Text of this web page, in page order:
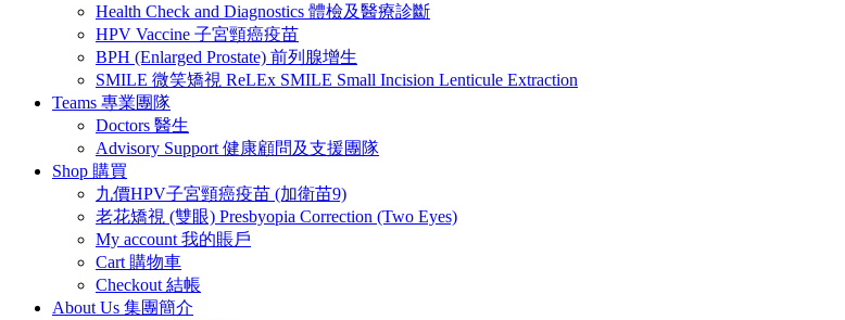
Health Check and Diagnostics 體檢及醫療診斷
HPV Vaccine 子宮頸癌疫苗
BPH (Enlarged Prostate) 前列腺增生
SMILE 微笑矯視 ReLEx SMILE Small Incision Lenticule Extraction
Teams 專業團隊
Doctors 醫生
Advisory Support 健康顧問及支援團隊
Shop 購買
九價HPV子宮頸癌疫苗 (加衛苗9)
老花矯視 (雙眼) Presbyopia Correction (Two Eyes)
My account 我的賬戶
Cart 購物車
Checkout 結帳
About Us 集團簡介